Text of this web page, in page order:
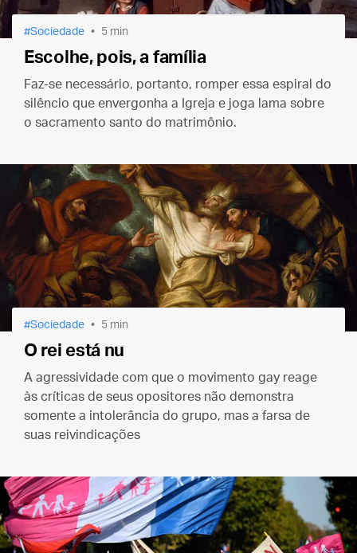
Sociedade 5 min
Escolhe, pois, a família
Faz-se necessário, portanto, romper essa espiral do
silêncio que envergonha a Igreja e joga lama sobre
o sacramento santo do matrimônio.
Sociedade 5 min
O rei está nu
A agressividade com que o movimento gay reage
às críticas de seus opositores não demonstra
somente a intolerância do grupo, mas a farsa de
suas reivindicações